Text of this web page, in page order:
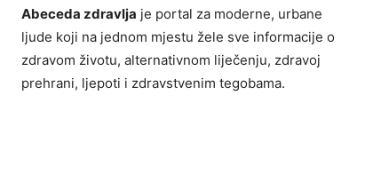
Abeceda zdravlja je portal za moderne, urbane
ljude koji na jednom mjestu žele sve informacije o
zdravom životu, alternativnom liječenju, zdravoj
prehrani, ljepoti i zdravstvenim tegobama.